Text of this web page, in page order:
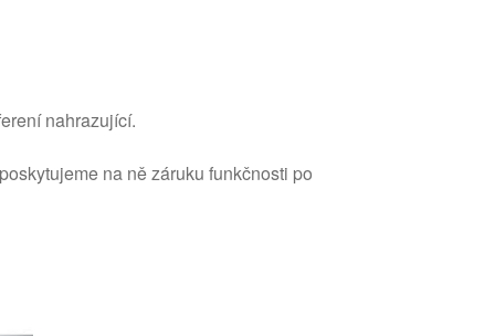
nahrazující.
na ně záruku funkčnosti po